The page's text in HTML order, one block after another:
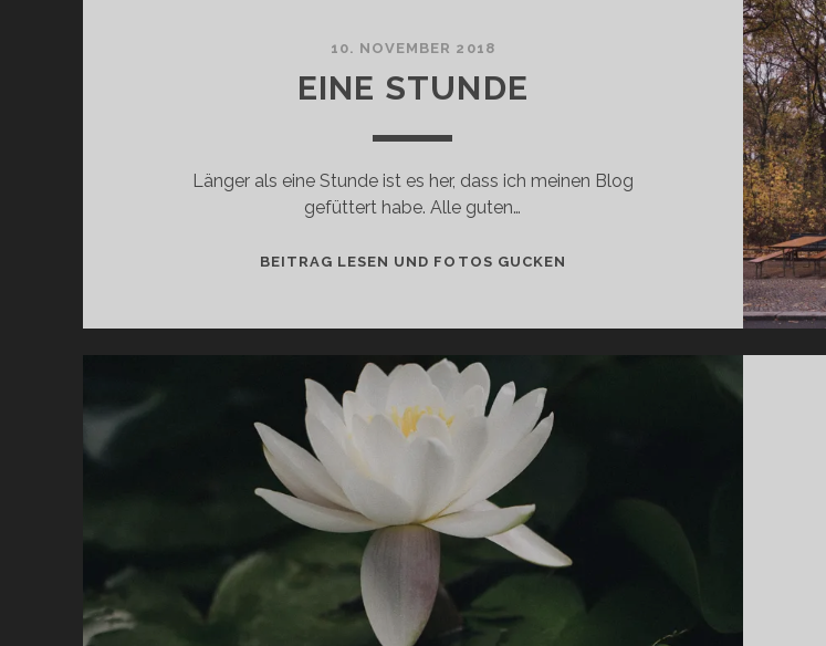
10. NOVEMBER 2018
EINE STUNDE
Länger als eine Stunde ist es her, dass ich meinen Blog
gefüttert habe. Alle guten…
BEITRAG LESEN UND FOTOS GUCKEN